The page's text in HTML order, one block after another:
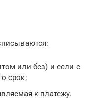
или без) и если с
срок;
к платежу.